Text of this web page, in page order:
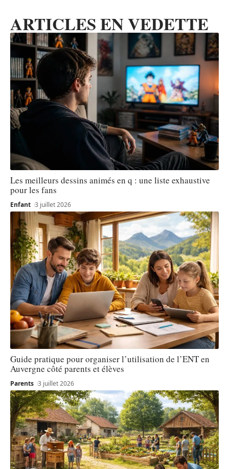
ARTICLES EN VEDETTE
Les meilleurs dessins animés en q : une liste exhaustive
pour les fans
Enfant 3 juillet 2026
Guide pratique pour organiser l’utilisation de l’ENT en
Auvergne côté parents et élèves
Parents 3 juillet 2026